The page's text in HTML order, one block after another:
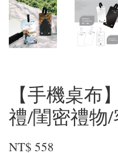
【手機桌布
禮/閨密禮物
NT$ 558